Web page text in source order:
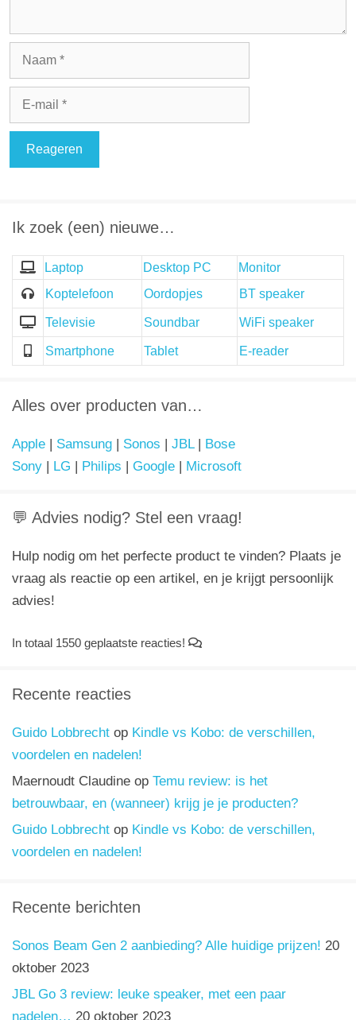
Naam
Ik zoek (een) nieuwe…
Laptop Desktop PC
Monitor
Koptelefoon
Oordopjes BT speaker
Televisie Soundbar WiFi speaker
Smartphone Tablet E-reader
Alles over producten van…
Apple | Samsung | Sonos | JBL| Bose
Sony | LG | Philips | Google | Microsoft
💬 Advies nodig? Stel een vraag!
Hulp nodig om het perfecte product te vinden? Plaats je
vraag als reactie op een artikel, en je krijgt persoonlijk
advies!
In totaal 1550 geplaatste reacties!
Recente reacties
Guido Lobbrecht op Kindle vs Kobo: de verschillen,
voordelen en nadelen!
Maernoudt Claudine op Temu review: is het
betrouwbaar, en (wanneer) krijg je je producten?
Guido Lobbrecht op Kindle vs Kobo: de verschillen,
voordelen en nadelen!
Recente berichten
Sonos Beam Gen 2 aanbieding? Alle huidige prijzen! 20
oktober 2023
JBL Go 3 review: leuke speaker, met een paar
nadelen… 20 oktober 2023